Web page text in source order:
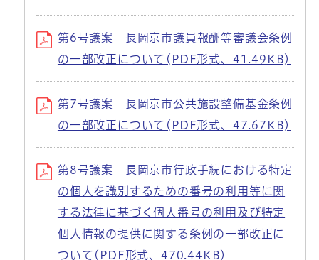
第6号議案 長岡京市議員報酬等審議会条例
の一部改正について(PDF形式、41.49KB)
第7号議案 長岡京市公共施設整備基金条例
の一部改正について(PDF形式、47.67KB)
第8号議案 長岡京市行政手続における特定
の個人を識別するための番号の利用等に関
する法律に基づく個人番号の利用及び特定
個人情報の提供に関する条例の一部改正に
ついて(PDF形式、470.44KB)